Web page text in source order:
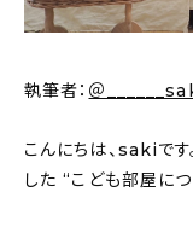
人気の記事
おすすめの記事
インテリア
執筆者： ＠
こんにちは、sakiです
した “こども部屋につ